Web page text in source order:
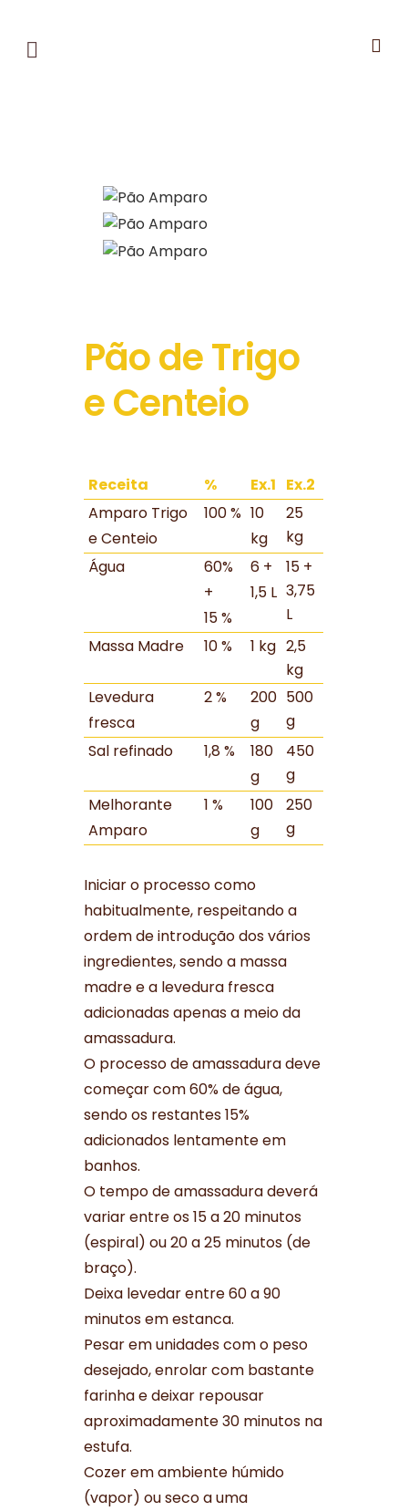
Pão de Trigo
e Centeio
Receita % Ex.1 Ex.2
Amparo Trigo
e Centeio
100 % 10
kg
25
kg
Água
60%
+
15 %
6 +
1,5 L
15 +
3,75
L
Massa Madre
10 % 1 kg 2,5
kg
Levedura
fresca
2 %
200
g
500
g
Sal refinado
1,8 %
180
g
450
g
Melhorante
Amparo
1 %
100
g
250
g
Iniciar o processo como
habitualmente, respeitando a
ordem de introdução dos vários
ingredientes, sendo a massa
madre e a levedura fresca
adicionadas apenas a meio da
amassadura.
O processo de amassadura deve
começar com 60% de água,
sendo os restantes 15%
adicionados lentamente em
banhos.
O tempo de amassadura deverá
variar entre os 15 a 20 minutos
(espiral) ou 20 a 25 minutos (de
braço).
Deixa levedar entre 60 a 90
minutos em estanca.
Pesar em unidades com o peso
desejado, enrolar com bastante
farinha e deixar repousar
aproximadamente 30 minutos na
estufa.
Cozer em ambiente húmido
(vapor) ou seco a uma